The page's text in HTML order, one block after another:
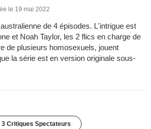
le 19 mai 2022
de 4 épisodes. L'intrigue est
et Noah Taylor, les 2 flics en charge de
de plusieurs homosexuels, jouent
la série est en version originale sous-
3 Critiques Spectateurs